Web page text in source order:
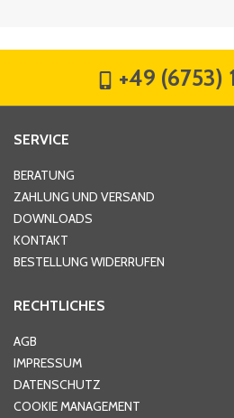
Hausnummer
Ort*
Telefon
+49 (6753)
SERVICE
BERATUNG
ZAHLUNG UND VERSAND
DOWNLOADS
KONTAKT
BESTELLUNG WIDERRUFEN
RECHTLICHES
AGB
IMPRESSUM
DATENSCHUTZ
COOKIE MANAGEMENT